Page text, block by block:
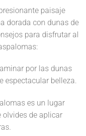
paisaje
dorada con dunas de
para disfrutar al
por las dunas
espectacular belleza.
es un lugar
olvides de aplicar